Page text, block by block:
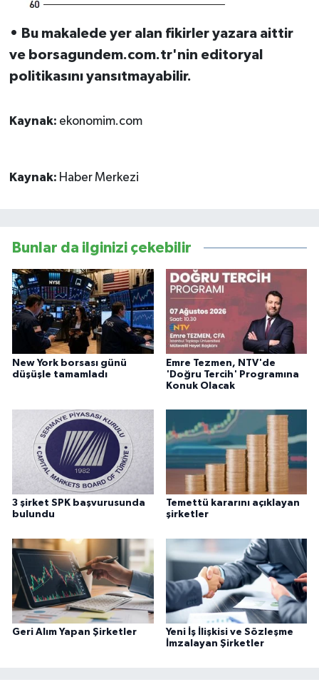
• Bu makalede yer alan fikirler yazara aittir
ve borsagundem.com.tr'nin editoryal
politikasını yansıtmayabilir.
Kaynak: ekonomim.com
Kaynak: Haber Merkezi
Bunlar da ilginizi çekebilir
New York borsası günü
düşüşle tamamladı
Emre Tezmen, NTV'de
'Doğru Tercih' Programına
Konuk Olacak
3 şirket SPK başvurusunda
bulundu
Temettü kararını açıklayan
şirketler
Geri Alım Yapan Şirketler
Yeni İş İlişkisi ve Sözleşme
İmzalayan Şirketler